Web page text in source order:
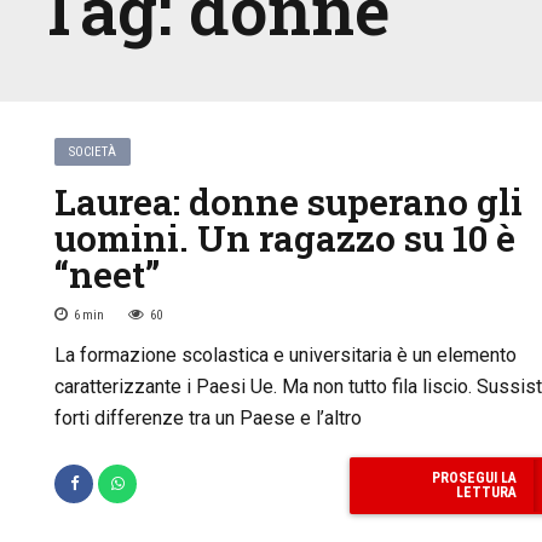
SOCIETÀ
Laurea: donne superano gli
uomini. Un ragazzo su 10 è
“neet”
6 min 60
La formazione scolastica e universitaria è un elemento
caratterizzante i Paesi Ue. Ma non tutto fila liscio.
forti differenze tra un Paese e l’altro
PROSEGUI LA
LETTURA